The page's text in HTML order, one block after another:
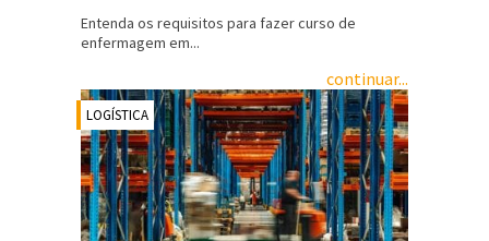
Entenda os requisitos para fazer curso de
enfermagem em...
continuar...
LOGÍSTICA